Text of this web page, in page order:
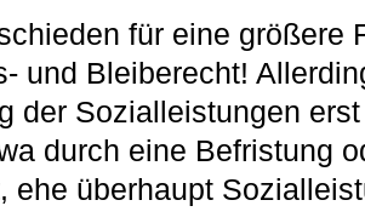
für eine größere
und Bleiberecht!
der Sozialleistungen
durch eine Befristung
ehe überhaupt